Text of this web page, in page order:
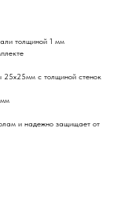
толщиной 1 мм
25х25мм с толщиной стенок
и надежно защищает от